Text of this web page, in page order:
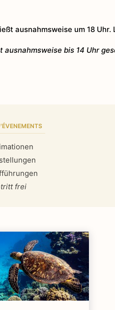
Austellungen
Aufführungen
ausnahmsweise um 18 Uhr.
bis 14 Uhr
frei